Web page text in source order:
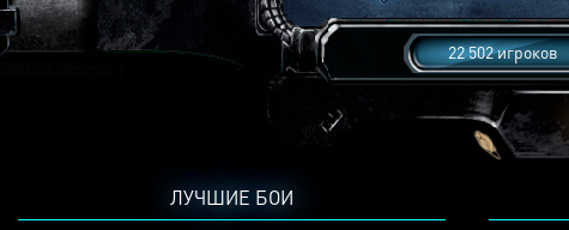
22 502 игроков
ЛУЧШИЕ БОИ